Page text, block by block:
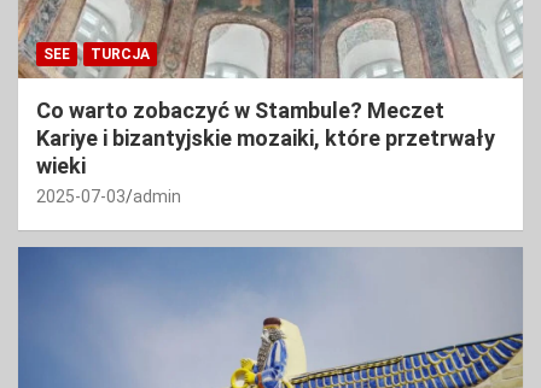
SEE TURCJA
Co warto zobaczyć w Stambule? Meczet
Kariye i bizantyjskie mozaiki, które przetrwały
wieki
2025-07-03 admin